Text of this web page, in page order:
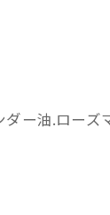
ー油.ローズ